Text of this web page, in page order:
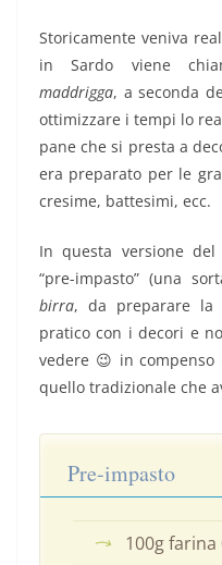
Storicamente veniva
in Sardo viene
maddrigga, a seconda
ottimizzare i tempi lo
pane che si presta a
era preparato per le
cresime, battesimi, ecc.
In questa versione del
“pre-impasto” (una
birra, da preparare la
pratico con i decori e
vedere 😉 in compenso
quello tradizionale che
Pre-impasto
100g farina